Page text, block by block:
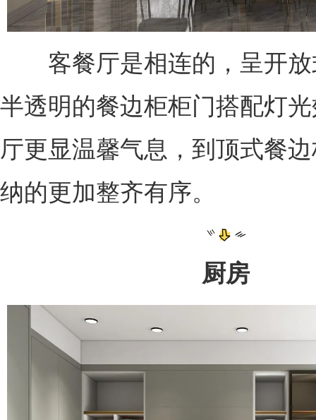
客餐厅是相连的，呈开放
半透明的餐边柜柜门搭配灯
厅更显温馨气息，到顶式餐
纳的更加整齐有序。
厨房